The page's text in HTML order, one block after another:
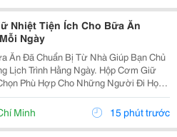
Nhiệt Tiện Ích Cho Bữa Ăn
Ngày
Ăn Đã Chuẩn Bị Từ Nhà Giúp Bạn Chủ
Lịch Trình Hằng Ngày. Hộp Cơm Giữ
Phù Hợp Cho Những Người Đi Học,
Xuyên Di Chuyển, Giúp Việc Sắp
Theo Thức Ăn Trở Nên Gọn Gàng Hơn.
Minh 15 phút trước